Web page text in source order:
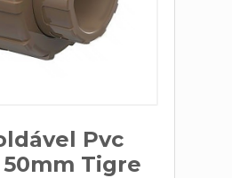
Pvc
Tigre